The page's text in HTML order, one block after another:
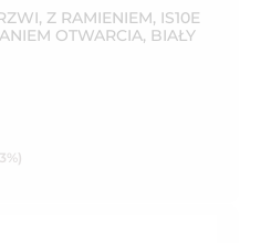
Z RAMIENIEM, IS10E
OTWARCIA, BIAŁY